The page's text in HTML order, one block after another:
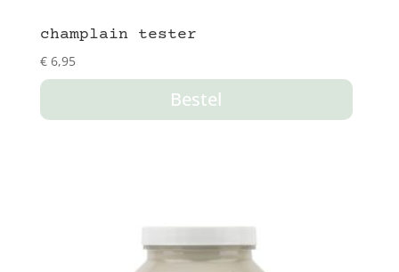
champlain tester
€6,95
Bestel